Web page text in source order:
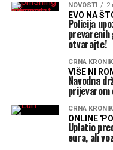
NOVOSTI 2
EVO NA
Policija
prevarenih
otvarajte!
CRNA
VIŠE NI
Navodna
prijevarom
CRNA
ONLINE
Uplatio
eura, ali